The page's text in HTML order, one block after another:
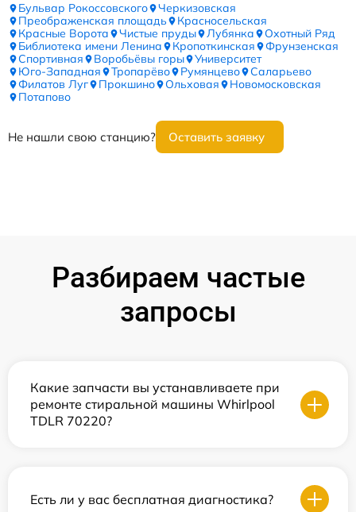
Бульвар Рокоссовского
Черкизовская
Преображенская площадь
Красносельская
Красные Ворота
Чистые пруды Лубянка
Охотный Ряд
Библиотека имени Ленина
Кропоткинская
Фрунзенская
Спортивная
Воробьёвы горы
Университет
Юго-Западная
Тропарёво Румянцево
Саларьево
Филатов Луг
Прокшино Ольховая
Новомосковская
Потапово
Не нашли свою станцию? Оставить заявку
Разбираем частые
запросы
Какие запчасти вы устанавливаете при
ремонте стиральной машины Whirlpool
TDLR 70220?
Есть ли у вас бесплатная диагностика?